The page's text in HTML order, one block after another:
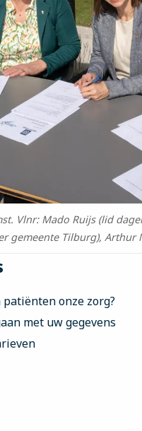
Vlnr: Mado Ruijs (lid
gemeente Tilburg), Arthur
onze zorg?
met uw gegevens